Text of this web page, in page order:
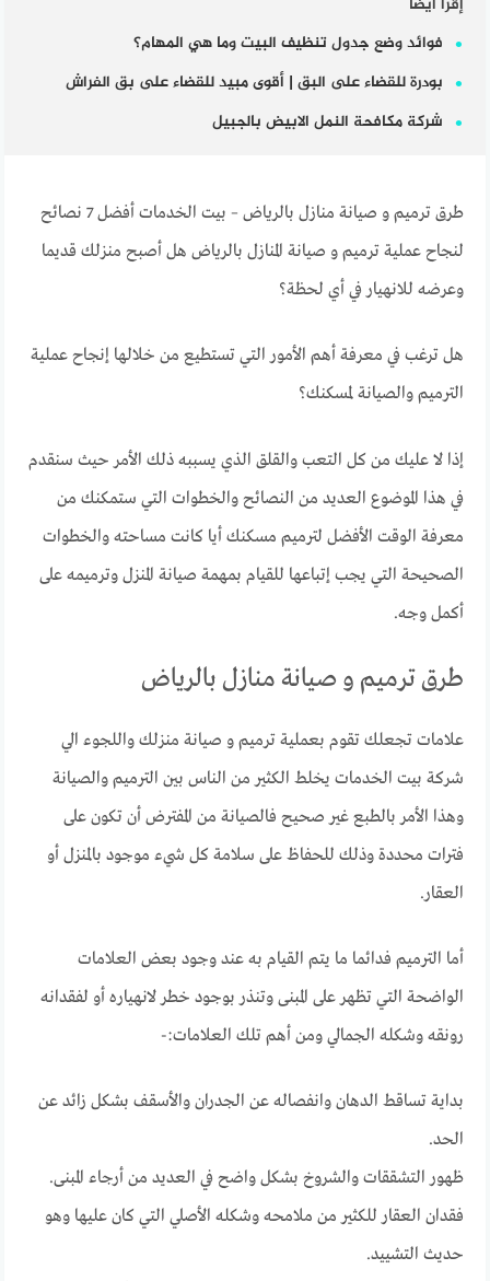
فوائد وضع جدول تنظيف البيت وما هي المهام؟
بودرة للقضاء على البق | أقوى مبيد للقضاء على بق الفراش
شركة مكافحة النمل الابيض بالجبيل
طرق ترميم و صيانة منازل بالرياض – بيت الخدمات أفضل 7 نصائح
لنجاح عملية ترميم و صيانة المنازل بالرياض هل أصبح منزلك قديما
وعرضه للانهيار في أي لحظة؟
هل ترغب في معرفة أهم الأمور التي تستطيع من خلالها إنجاح عملية
الترميم والصيانة لمسكنك؟
إذا لا عليك من كل التعب والقلق الذي يسببه ذلك الأمر حيث سنقدم
في هذا الموضوع العديد من النصائح والخطوات التي ستمكنك من
معرفة الوقت الأفضل لترميم مسكنك أيا كانت مساحته والخطوات
الصحيحة التي يجب إتباعها للقيام بمهمة صيانة المنزل وترميمه على
أكمل وجه.
طرق ترميم و صيانة منازل بالرياض
علامات تجعلك تقوم بعملية ترميم و صيانة منزلك واللجوء الي
شركة بيت الخدمات يخلط الكثير من الناس بين الترميم والصيانة
وهذا الأمر بالطبع غير صحيح فالصيانة من المفترض أن تكون على
فترات محددة وذلك للحفاظ على سلامة كل شيء موجود بالمنزل أو
العقار.
أما الترميم فدائما ما يتم القيام به عند وجود بعض العلامات
الواضحة التي تظهر على المبنى وتنذر بوجود خطر لانهياره أو لفقدانه
رونقه وشكله الجمالي ومن أهم تلك العلامات:-
بداية تساقط الدهان وانفصاله عن الجدران والأسقف بشكل زائد عن
الحد.
ظهور التشققات والشروخ بشكل واضح في العديد من أرجاء المبنى.
فقدان العقار للكثير من ملامحه وشكله الأصلي التي كان عليها وهو
حديث التشييد.